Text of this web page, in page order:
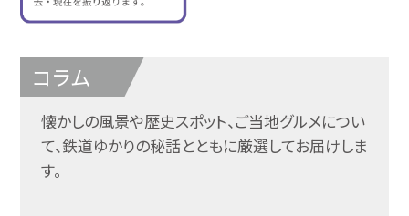
コラム
懐かしの風景や歴史スポット、ご当地グルメについ
て、鉄道ゆかりの秘話とともに厳選してお届けしま
す。